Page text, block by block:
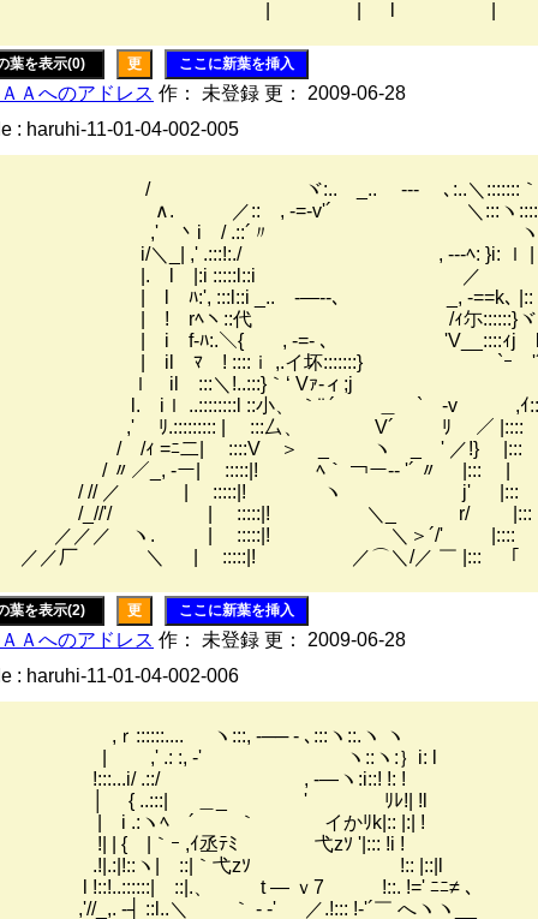
葉を表示(0) 更 ここに新葉を挿入
Ａへのアドレス 作： 未登録 更： 2009-06-28
: haruhi-11-01-04-002-005
ヾ:.. _.. -‐- ､:..＼:::::::｀ヽ
／:: , -=-v'´ ＼:::ヽ:::::::
丶i / .::´〃 ヽ::ヽ:!::
＼_| ,' .:::!:./ , -‐‐ﾍ: }i: ｌ |
l |:i :::::l::i ／ ﾘﾙ
l ﾊ:', :::l::i _.. -―‐-､ _, -==k､
! rﾍヽ::代 /ｨ尓::::::}ヾ
i f-ﾊ:.＼{ , -=- ､ 'V__::::ｨj
il ﾏ ! ::::ｉ ,.イ坏:::::::} `ｰ '´
il :::＼!..:::}｀‘ Vｧ-ィ;j
iｌ ..::::::::l ::小、 ｀¨ ´ ＿ ` ‐v ,ｲ::: |
ﾘ.::::::::: | :::厶、 V´ ﾘ ／ |:::: |-
/ｨ =ﾆ二| ::::V ＞ _ ヽ _ ' ／
〃／_, -ー| :::::|! ﾍ｀ ￢ー‐‐ '´ 〃
/ // ／ | :::::|! ヽ j' |::: |
_//'/ | :::::|! ＼_ r/
／／ ヽ. | :::::|! ＼＞´/' |::::
／厂 ＼ | :::::|! ／⌒＼/／ ￣
葉を表示(2) 更 ここに新葉を挿入
Ａへのアドレス 作： 未登録 更： 2009-06-28
: haruhi-11-01-04-002-006
::::::.... ヽ:::, -── - ､:::ヽ::.ヽ ヽ
,' .: :, ‐' ヽ::ヽ:｝i: l
.::/ , -―ヽ:i::! !: !
{ ..:::| ＿_ ' ﾘﾚ!| !l
i .:ヽﾍゝ´ ｀ イかﾘk|:: |:| !
| { |｀ｰ ,ｲ丞ﾃﾐ 弋zｿ '|::: !i !
ヽ| ::|｀弋zｿ !:: |::|l
::|.、 t ― ｖ7 !::. !=' ﾆﾆ≠ ､
_,. -┤ ::l..＼ ｀ ‐ ‐' ／.!::: !‐'´￣ へヽヽ__